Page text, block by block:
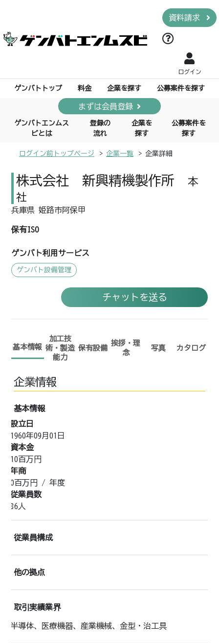
資料請求
ログイン
ゲンバトトップ 料金 企業を探す 公募案件を探す
まずは会員登録
ゲンバトエンムス
ビとは
登録の
流れ
企業を
探す
公募案件を
探す
ログイン前トップページ 企業一覧 企業詳細
株式会社 新興精機製作所
本
社
兵庫県 姫路市阿保甲
保有ISO
ゲンバト利用サービス
ゲンバト設備管理
チャットを送る
基本情報
加工技
術・製造
能力
保有設備
挨拶・理
念
写真 カタログ
企業情報
基本情報
設立日
1960年09月01日
資本金
10百万円
年商
0百万円 / 年度
従業員数
86人
従業員構成
他の拠点
取引実績業界
半導体、医療機器、産業機械、金型・治工具